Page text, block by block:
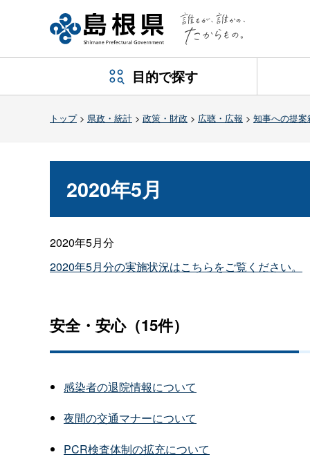
目的で探す
トップ> 県政・統計 > 政策・財政 > 広聴・広報 > 知事への提案
2020年5月
2020年5月分
2020年5月分の実施状況はこちらをご覧ください。
安全・安心（15件）
感染者の退院情報について
夜間の交通マナーについて
PCR検査体制の拡充について